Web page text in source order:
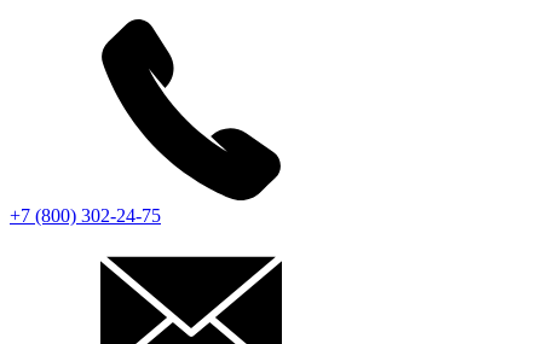
+7 (800) 302-24-75